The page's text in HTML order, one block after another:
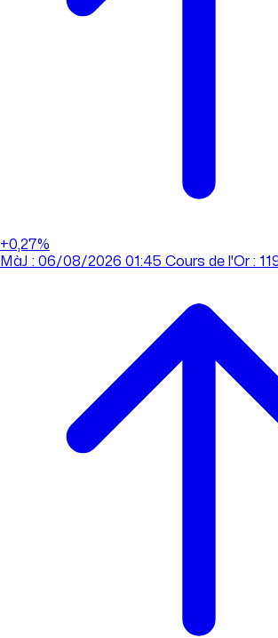
+0,27%
MàJ : 06/08/2026 01:45 Cours de l'Or :
MàJ : 06/08/2026 01:45 Cours de l'Or : 119 101